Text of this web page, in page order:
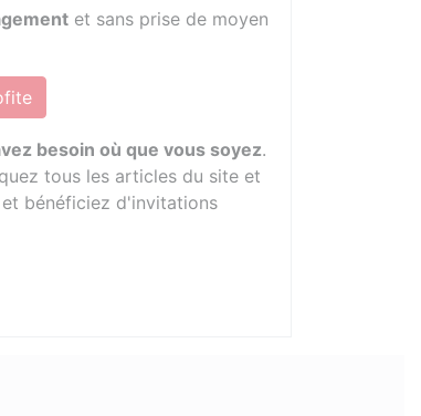
et sans prise de moyen
besoin où que vous soyez.
tous les articles du site et
bénéficiez d'invitations